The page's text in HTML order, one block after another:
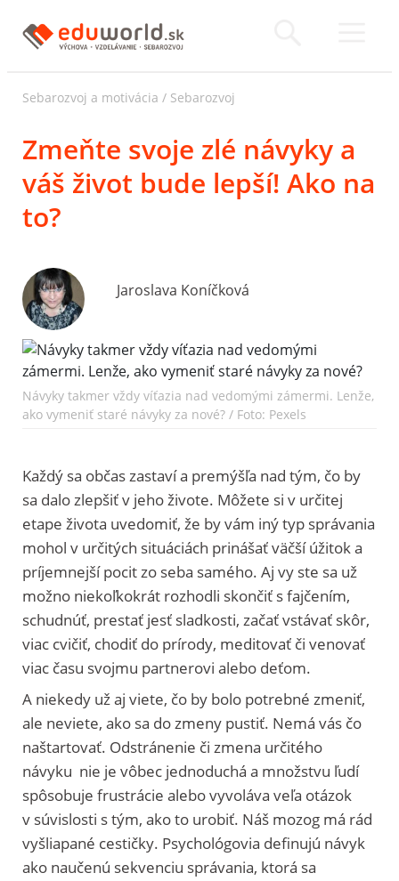
Sebarozvoj a motivácia / Sebarozvoj
Zmeňte svoje zlé návyky a
váš život bude lepší! Ako na
to?
Jaroslava Koníčková
Návyky takmer vždy víťazia nad vedomými zámermi. Lenže,
ako vymeniť staré návyky za nové? / Foto: Pexels
Každý sa občas zastaví a premýšľa nad tým, čo by
sa dalo zlepšiť v jeho živote. Môžete si v určitej
etape života uvedomiť, že by vám iný typ správania
mohol v určitých situáciách prinášať väčší úžitok a
príjemnejší pocit zo seba samého. Aj vy ste sa už
možno niekoľkokrát rozhodli skončiť s fajčením,
schudnúť, prestať jesť sladkosti, začať vstávať skôr,
viac cvičiť, chodiť do prírody, meditovať či venovať
viac času svojmu partnerovi alebo deťom.
A niekedy už aj viete, čo by bolo potrebné zmeniť,
ale neviete, ako sa do zmeny pustiť. Nemá vás čo
naštartovať. Odstránenie či zmena určitého
návyku nie je vôbec jednoduchá a množstvu ľudí
spôsobuje frustrácie alebo vyvoláva veľa otázok
v súvislosti s tým, ako to urobiť. Náš mozog má rád
vyšliapané cestičky. Psychológovia definujú návyk
ako naučenú sekvenciu správania, ktorá sa